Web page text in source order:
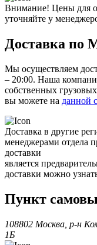
Внимание! Цены для
уточняйте у
Доставка по
Мы осуществляем
– 20:00. Наша
собственных
вы можете на данной
Доставка в другие
менеджерами отдела
доставки
является
доставки можно
Пункт
108802 Москва, р-н
1Б